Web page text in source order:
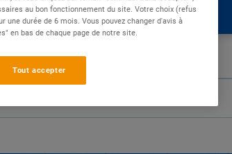
au bon fonctionnement du site. Votre choix (refus
durée de 6 mois. Vous pouvez changer d'avis à
en bas de chaque page de notre site.
Tout accepter